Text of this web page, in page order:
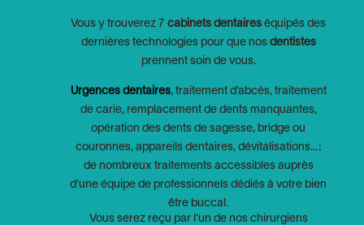
Vous y trouverez 7 cabinets dentaires équipés des
dernières technologies pour que nosdentistes
prennent soin de vous.
Urgences dentaires, traitement d’abcès, traitement
de carie, remplacement de dents manquantes,
opération des dents de sagesse, bridge ou
couronnes, appareils dentaires, dévitalisations…:
de nombreux traitements accessibles auprès
d’une équipe de professionnels dédiés à votre bien
être buccal.
Vous serez reçu par l’un de nos chirurgiens